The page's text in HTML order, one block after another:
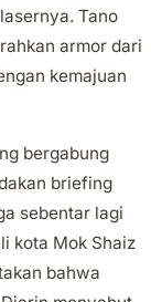
Tano
armor dari
kemajuan
bergabung
briefing
sebentar lagi
kota Mok Shaiz
bahwa